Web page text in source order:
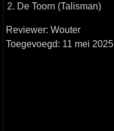
2. De Toorn (Talisman)
Reviewer: Wouter
Toegevoegd: 11 mei 2025